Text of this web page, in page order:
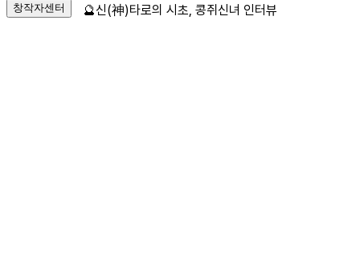
창작자센터 🔮신(神)타로의 시초, 콩쥐신녀 인터뷰